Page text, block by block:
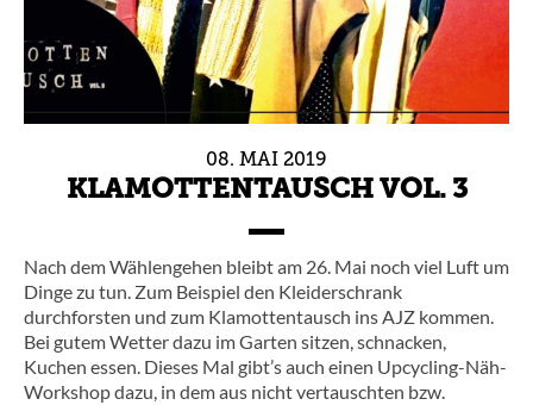
08. MAI 2019
KLAMOTTENTAUSCH VOL. 3
Nach dem Wählengehen bleibt am 26. Mai noch viel Luft um
Dinge zu tun. Zum Beispiel den Kleiderschrank
durchforsten und zum Klamottentausch ins AJZ kommen.
Bei gutem Wetter dazu im Garten sitzen, schnacken,
Kuchen essen. Dieses Mal gibt’s auch einen Upcycling-Näh-
Workshop dazu, in dem aus nicht vertauschten bzw.